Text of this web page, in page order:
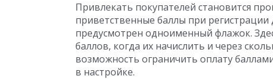
Привлекать покупателей становится
приветственные баллы при
предусмотрен одноименный флажок.
баллов, когда их начислить и через
возможность ограничить оплату
в настройке.